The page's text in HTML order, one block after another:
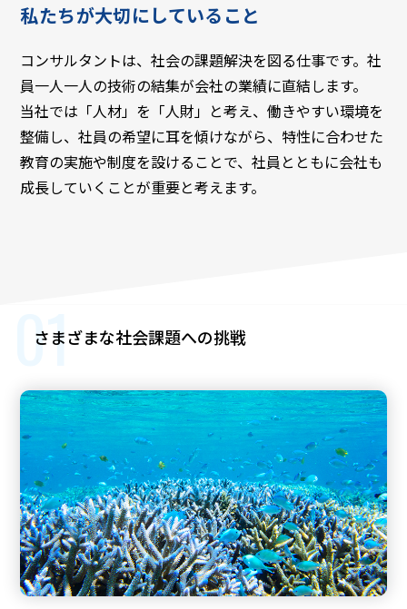
私たちが大切にしていること
コンサルタントは、社会の課題解決を図る仕事です。社
員一人一人の技術の結集が会社の業績に直結します。
当社では「人材」を「人財」と考え、働きやすい環境を
整備し、社員の希望に耳を傾けながら、特性に合わせた
教育の実施や制度を設けることで、社員とともに会社も
成長していくことが重要と考えます。
01
さまざまな社会課題への挑戦